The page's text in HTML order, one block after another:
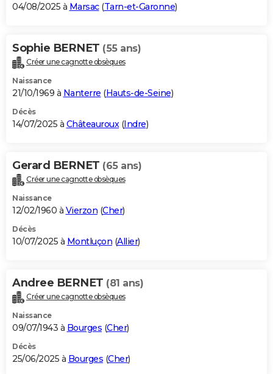
04/08/2025 à Marsac(Tarn-et-Garonne)
Sophie BERNET (55 ans)
Créer une cagnotte obsèques
Naissance
21/10/1969 à Nanterre (Hauts-de-Seine)
Décès
14/07/2025 à Châteauroux(Indre)
Gerard BERNET (65 ans)
Créer une cagnotte obsèques
Naissance
12/02/1960 à Vierzon (Cher)
Décès
10/07/2025 à Montluçon (Allier)
Andree BERNET (81 ans)
Créer une cagnotte obsèques
Naissance
09/07/1943 à Bourges (Cher)
Décès
25/06/2025 à Bourges (Cher)